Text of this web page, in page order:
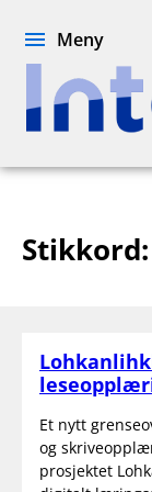
Meny
Stikkord:
Et nytt
og
prosjektet